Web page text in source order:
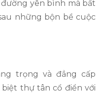
yên bình mà bất
những bộn bề cuộc
trọng và đẳng cấp
thự tân cổ điển với